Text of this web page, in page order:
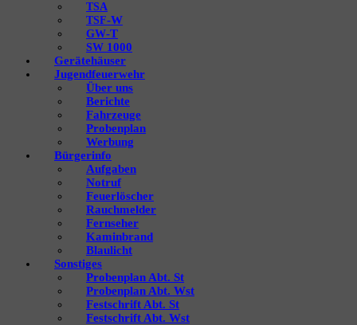
TSA
TSF‑W
GW‑T
SW 1000
Gerätehäuser
Jugendfeuerwehr
Über uns
Berichte
Fahrzeuge
Probenplan
Werbung
Bürgerinfo
Aufgaben
Notruf
Feuerlöscher
Rauchmelder
Fernseher
Kaminbrand
Blaulicht
Sonstiges
Probenplan Abt. St
Probenplan Abt. Wst
Festschrift Abt. St
Festschrift Abt. Wst